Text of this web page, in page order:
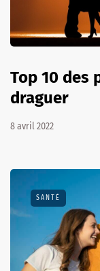
Top 10 des
draguer
8 avril 2022
SANTÉ